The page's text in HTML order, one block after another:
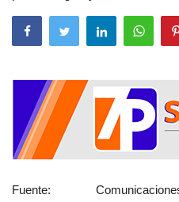
Fuente: